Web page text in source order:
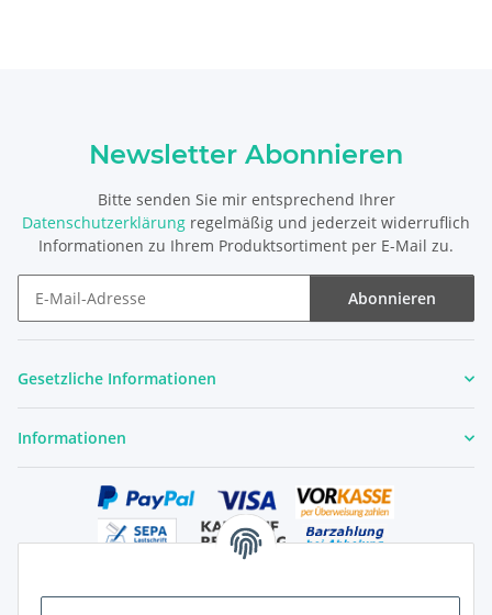
Newsletter Abonnieren
Bitte senden Sie mir entsprechend Ihrer
Datenschutzerklärung regelmäßig und jederzeit widerruflich
Informationen zu Ihrem Produktsortiment per E-Mail zu.
Abonnieren
Gesetzliche Informationen
Informationen